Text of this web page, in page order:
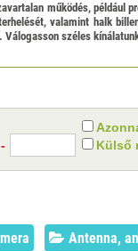
működés, például
valamint halk
széles
-
Külső
Antenna,